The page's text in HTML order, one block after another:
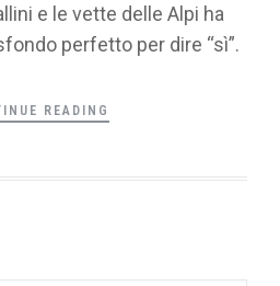
e le vette delle Alpi ha
perfetto per dire “sì”.
READING